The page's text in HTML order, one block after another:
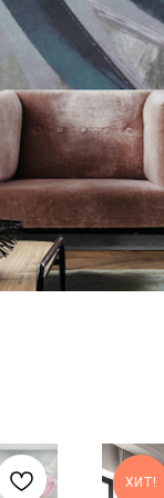
ХИТ!